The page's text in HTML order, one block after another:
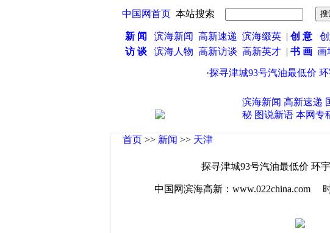
中国网首页 本站搜索
新 闻 滨海新闻 高新速递 滨海缀英| 创 意
访 谈
滨海人物 高新访谈 高新英才 | 书 画 画
探寻津城93号汽油最低价 环宇
滨海新闻 高新速递
秘 图说新语 本网专
首页 >> 新闻 >> 天津
探寻津城93号汽油最低价 环
中国网滨海高新：www.022china.com 时